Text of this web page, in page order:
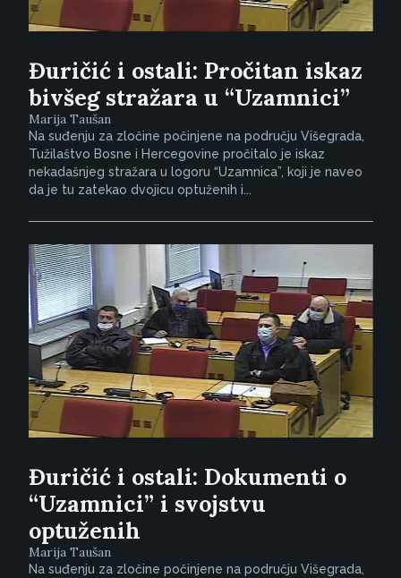
Đuričić i ostali: Pročitan iskaz
bivšeg stražara u “Uzamnici”
Marija Taušan
Na suđenju za zločine počinjene na području Višegrada,
Tužilaštvo Bosne i Hercegovine pročitalo je iskaz
nekadašnjeg stražara u logoru “Uzamnica”, koji je naveo
da je tu zatekao dvojicu optuženih i...
Đuričić i ostali: Dokumenti o
“Uzamnici” i svojstvu
optuženih
Marija Taušan
Na suđenju za zločine počinjene na području Višegrada,